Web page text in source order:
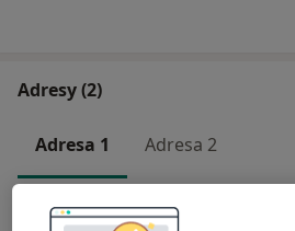
Adresy (2)
Adresa 1 Adresa 2